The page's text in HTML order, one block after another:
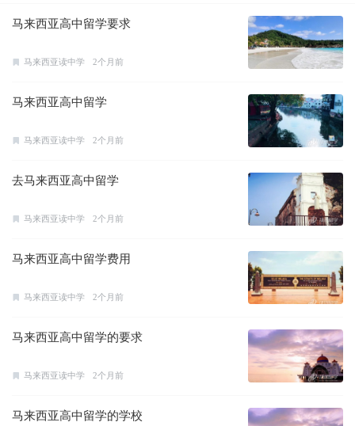
马来西亚高中留学要求
马来西亚读中学 2个月前
马来西亚高中留学
马来西亚读中学 2个月前
去马来西亚高中留学
马来西亚读中学 2个月前
马来西亚高中留学费用
马来西亚读中学 2个月前
马来西亚高中留学的要求
马来西亚读中学 2个月前
马来西亚高中留学的学校